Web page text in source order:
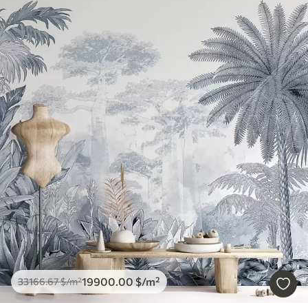
33166.67$/m²19900.00 $/m²